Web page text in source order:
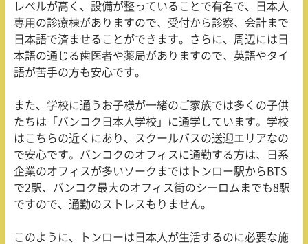
レベルが高く、設備が整っていることで有名で、日本人
専用の診療棟がありますので、受付から診察、会計まで
日本語で済ませることができます。さらに、周辺には日
本語の通じる歯医者や薬局がありますので、英語やタイ
語が苦手の方も安心です。
また、学校に通うお子様が一緒のご家族では多くの子供
たちは「バンコク日本人学校」に通学しています。学校
はこちらの近くにあり、スクールバスの送迎エリアなの
で安心です。バンコクのオフィスに通勤する方は、日系
企業のオフィスが多いソークまではトンロー駅から BTS
で2駅、バンコク最大のオフィス街のシーロムまでも8駅
ですので、通勤のストレスもりません。
このように、トンローは日本人が生活するのに必要な施